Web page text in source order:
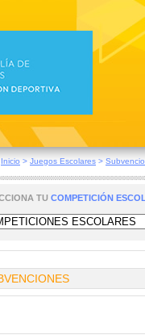
Inicio > Juegos Escolares >
TU COMPETICIÓN